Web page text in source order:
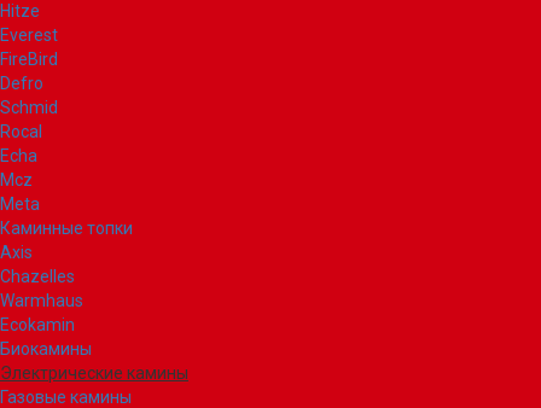
Hitze
Everest
FireBird
Defro
Schmid
Rocal
Echa
Mcz
Meta
Каминные топки
Axis
Chazelles
Warmhaus
Ecokamin
Биокамины
Электрические камины
Газовые камины